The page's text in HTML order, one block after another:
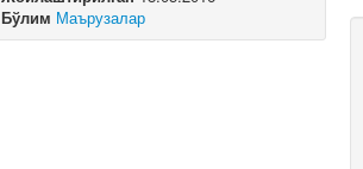
Бўлим Маърузалар